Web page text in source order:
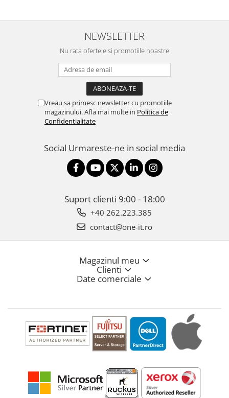
NEWSLETTER
Nu rata ofertele si promotiile noastre
Vreau sa primesc newsletter cu promotiile
magazinului. Afla mai multe in Politica de
Confidentialitate
Social Urmareste-ne in social media
Suport clienti 9:00 - 18:00
+40 262.223.385
contact@one-it.ro
Magazinul meu
Clienti
Date comerciale